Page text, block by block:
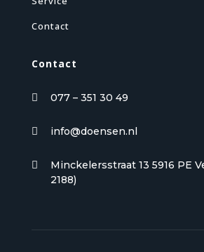
Contact
Contact
 077 – 351 30 49
 info@doensen.nl

Minckelersstraat 13 5916 PE
2188)